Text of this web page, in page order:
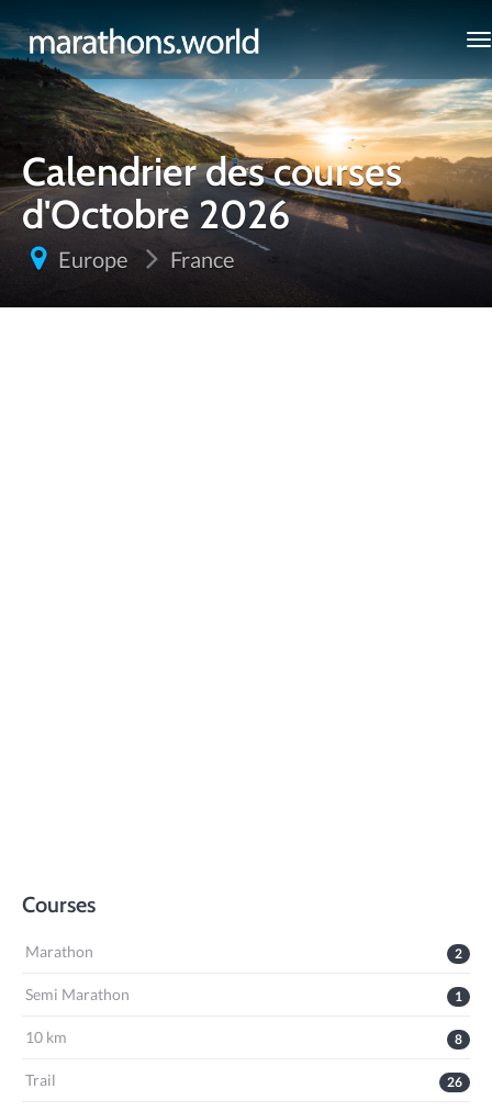
marathons.world
Calendrier des courses
d'Octobre 2026
Europe France
Courses
2
Marathon
1
Semi Marathon
8
10 km
26
Trail